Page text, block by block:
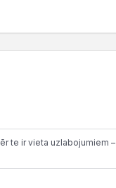
ir vieta uzlabojumiem